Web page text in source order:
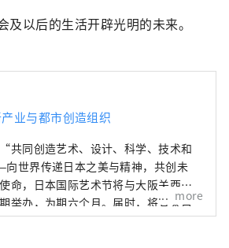
及以后的生活开辟光明的未来。
业与都市创造组织
共同创造艺术、设计、科学、技术和
世界传递日本之美与精神，共创未
命，日本国际艺术节将与大阪关西世
举办，为期六个月。届时，将有来自
家和地区以及7个国际组织的代表参
more